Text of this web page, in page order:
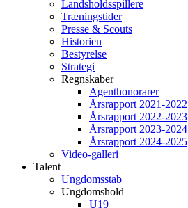
Landsholdsspillere
Træningstider
Presse & Scouts
Historien
Bestyrelse
Strategi
Regnskaber
Agenthonorarer
Årsrapport 2021-2022
Årsrapport 2022-2023
Årsrapport 2023-2024
Årsrapport 2024-2025
Video-galleri
Talent
Ungdomsstab
Ungdomshold
U19